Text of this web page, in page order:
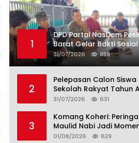
1
DPD Partai NasDem
Barat Gelar Bakti Sosial
31/07/2026 859
2
Pelepasan Calon Siswa
Sekolah Rakyat Tahun
2026–2027, Plt. Bupati
Hadirkan Pendidikan
Berkualitas
31/07/2026 631
3
Komang Koheri:
Maulid Nabi Jadi
Perkuat Ukhuwah Umat
01/08/2026 629